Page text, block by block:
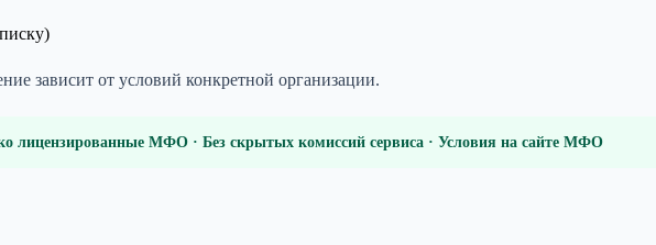
зависит от условий конкретной организации.
лицензированные МФО · Без скрытых комиссий сервиса · Условия на сайте МФО